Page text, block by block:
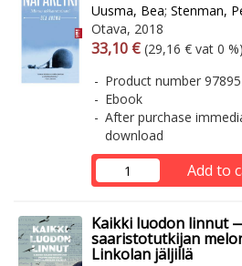
Uusma, Bea; Stenman,
Otava, 2018
Arvonlisäverollinen hinta
33,10 € Excl. vat
(29,16 € vat 0 %)
Product number
Ebook
After purchase
download
Add to
Kaikki luodon linnut
saaristotutkijan
Linkolan jäljillä